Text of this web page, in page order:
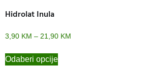
Hidrolat Inula
3,90 KM – 21,90 KM
Odaberi opcije